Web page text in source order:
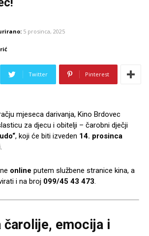
5 prosinca, 2025
Twitter Pinterest
mjeseca darivanja, Kino Brdovec
za djecu i obitelji – čarobni dječji
, koji će biti izveden 14. prosinca
.
online putem službene stranice kina, a
i na broj 099/45 43 473.
čarolije, emocija i